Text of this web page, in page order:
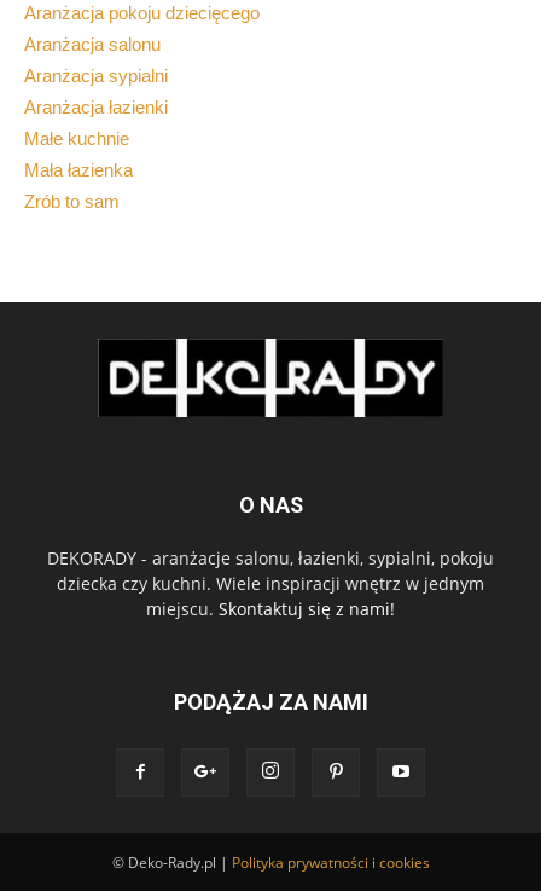
Aranżacja pokoju dziecięcego
Aranżacja salonu
Aranżacja sypialni
Aranżacja łazienki
Małe kuchnie
Mała łazienka
Zrób to sam
O NAS
DEKORADY - aranżacje salonu, łazienki, sypialni, pokoju
dziecka czy kuchni. Wiele inspiracji wnętrz w jednym
miejscu. Skontaktuj się z nami!
PODĄŻAJ ZA NAMI
© Deko-Rady.pl | Polityka prywatności i cookies